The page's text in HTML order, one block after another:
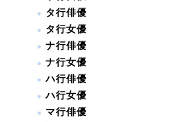
タ行俳優
タ行女優
ナ行俳優
ナ行女優
ハ行俳優
ハ行女優
マ行俳優